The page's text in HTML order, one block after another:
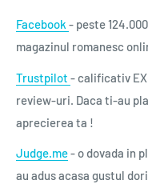
ISBN: 978-973-50-6016-9
Colecție: Ştiinţă
Domeniu: ştiinţă
Autor: David Eagleman
Traducere: Elena Ciocoiu
0,480 g
Facebook - peste
magazinul romanesc
Trustpilot - calificativ
review-uri. Daca ti-au
aprecierea ta !
Judge.me- o dovada in
au adus acasa gustul